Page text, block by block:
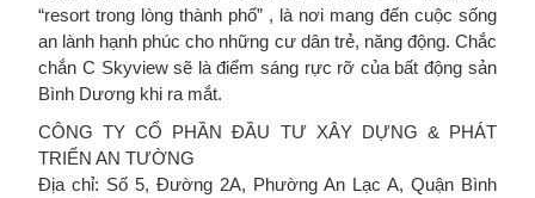
“resort trong lòng thành phố” , là nơi mang đến cuộc sống
an lành hạnh phúc cho những cư dân trẻ, năng động. Chắc
chắn C Skyview sẽ là điểm sáng rực rỡ của bất động sản
Bình Dương khi ra mắt.
CÔNG TY CỔ PHẦN ĐẦU TƯ XÂY DỰNG & PHÁT
TRIỂN AN TƯỜNG
Địa chỉ: Số 5, Đường 2A, Phường An Lạc A, Quận Bình